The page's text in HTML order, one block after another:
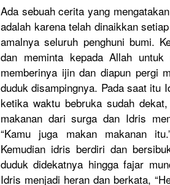
Ada sebuah cerita yang mengatakan
adalah karena telah dinaikkan
amalnya seluruh penghuni bumi.
dan meminta kepada Allah untuk
memberinya ijin dan diapun pergi
duduk disampingnya. Pada saat itu
ketika waktu bebruka sudah
makanan dari surga dan Idris
“Kamu juga makan makanan
Kemudian idris berdiri dan
duduk didekatnya hingga fajar
Idris menjadi heran dan berkata,